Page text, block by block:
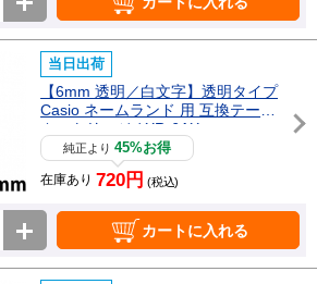
当日出荷
【6mm 透明／白文字】透明タイプ
Casio ネームランド 用 互換テープ
カートリッジ / XR-6AX
純正より45%お得
在庫あり 720円 (税込)
カートに入れる